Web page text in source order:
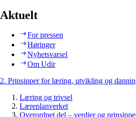
Aktuelt
For pressen
Høringer
Nyhetsvarsel
Om Udir
2. Prinsipper for læring, utvikling og
Læring og trivsel
Læreplanverket
Overordnet del – verdier og